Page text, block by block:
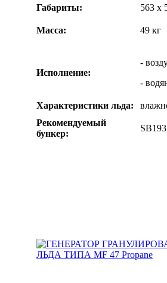
Габариты:
563 x
Масса: 49 кг
Исполнение:
-
-
Характеристики льда:
Рекомендуемый
бункер: